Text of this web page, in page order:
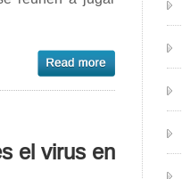
el virus en